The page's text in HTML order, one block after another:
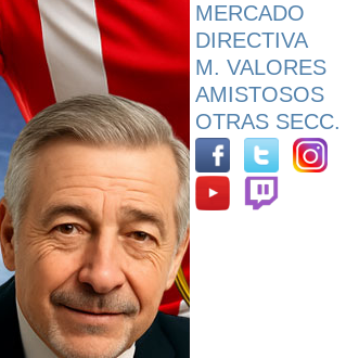
MERCADO
DIRECTIVA
M. VALORES
AMISTOSOS
OTRAS SECC.